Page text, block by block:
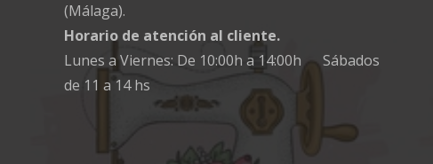
(Málaga).
Horario de atención al cliente.
Lunes a Viernes: De 10:00h a 14:00h Sábados
de 11 a 14 hs